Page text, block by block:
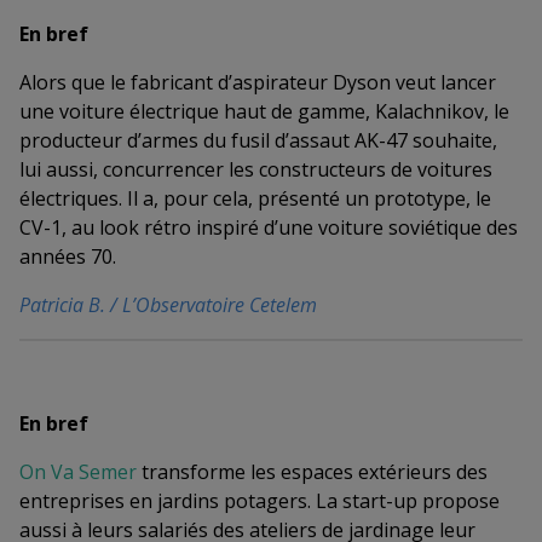
En bref
Alors que le fabricant d’aspirateur Dyson veut lancer
une voiture électrique haut de gamme, Kalachnikov, le
producteur d’armes du fusil d’assaut AK-47 souhaite,
lui aussi, concurrencer les constructeurs de voitures
électriques. Il a, pour cela, présenté un prototype, le
CV-1, au look rétro inspiré d’une voiture soviétique des
années 70.
Patricia B. /L’Observatoire Cetelem
En bref
On Va Semertransforme les espaces extérieurs des
entreprises en jardins potagers. La start-up propose
aussi à leurs salariés des ateliers de jardinage leur